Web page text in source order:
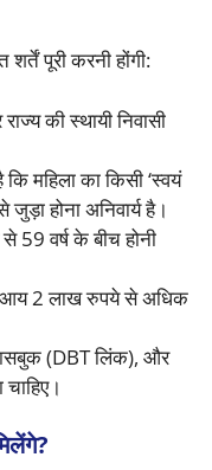
पूरी करनी होंगी:
की स्थायी निवासी
महिला का किसी ‘स्वयं
जुड़ा होना अनिवार्य है।
59 वर्ष के बीच होनी
आय 2 लाख रुपये से अधिक
(DBT लिंक), और